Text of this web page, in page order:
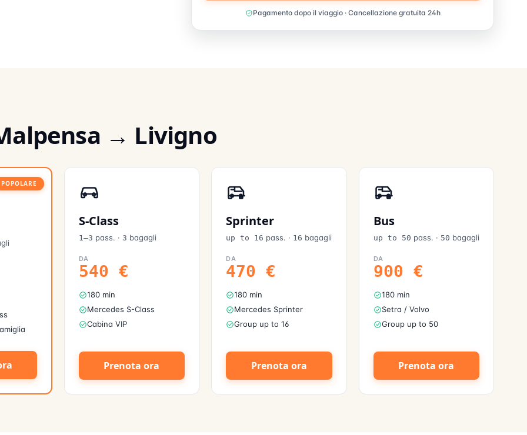
Pagamento dopo il viaggio · Cancellazione gratuita 24h
→ Livigno
POPOLARE
S-Class
1–3 pass. · 3 bagagli
DA
540 €
180 min
Mercedes S-Class
Cabina VIP
Prenota ora
Sprinter
up to 16 pass. · 16 bagagli
DA
470 €
180 min
Mercedes Sprinter
Group up to 16
Prenota ora
Bus
up to 50 pass. · 50 bagagli
DA
900 €
180 min
Setra / Volvo
Group up to 50
Prenota ora